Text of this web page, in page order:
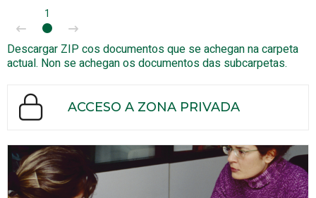
1
Descargar ZIP cos documentos que se achegan na carpeta
actual. Non se achegan os documentos das subcarpetas.
ACCESO A ZONA PRIVADA